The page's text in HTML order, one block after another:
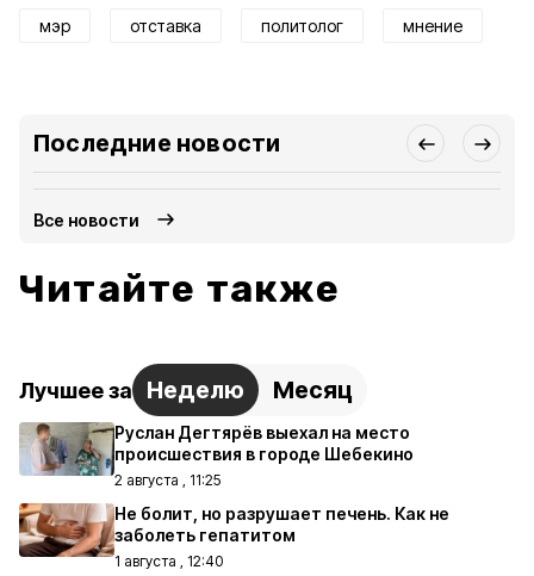
мэр отставка политолог мнение
Последние новости
Все новости
Читайте также
Лучшее за Неделю Месяц
Руслан Дегтярёв выехал на место
происшествия в городе Шебекино
2 августа , 11:25
Не болит, но разрушает печень. Как не
заболеть гепатитом
1 августа , 12:40